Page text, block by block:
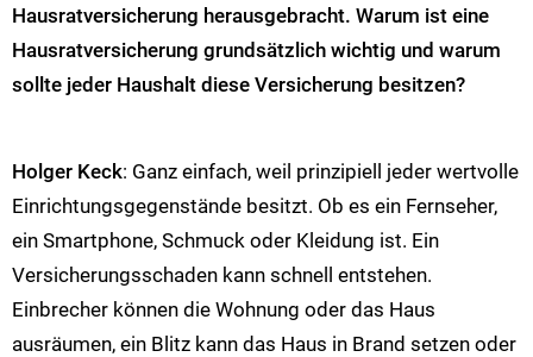
Hausratversicherung herausgebracht. Warum ist eine
Hausratversicherung grundsätzlich wichtig und warum
sollte jeder Haushalt diese Versicherung besitzen?
Holger Keck: Ganz einfach, weil prinzipiell jeder wertvolle
Einrichtungsgegenstände besitzt. Ob es ein Fernseher,
ein Smartphone, Schmuck oder Kleidung ist. Ein
Versicherungsschaden kann schnell entstehen.
Einbrecher können die Wohnung oder das Haus
ausräumen, ein Blitz kann das Haus in Brand setzen oder